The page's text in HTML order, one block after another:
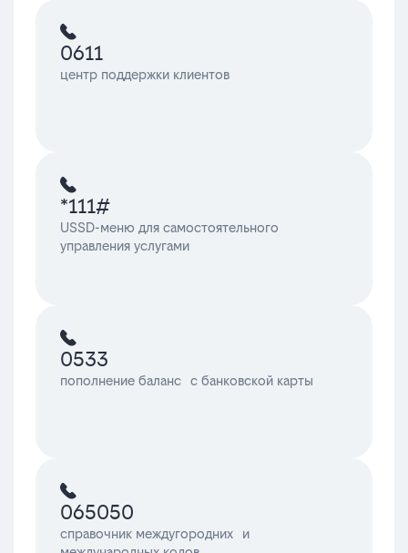
0611
центр поддержки клиентов
*111#
USSD-меню для самостоятельного
управления услугами
0533
пополнение баланс с банковской карты
065050
справочник междугородних и